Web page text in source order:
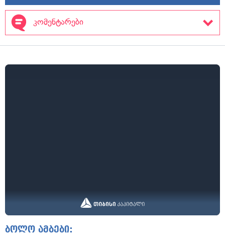
კომენტარები
ბოლო ამბები: